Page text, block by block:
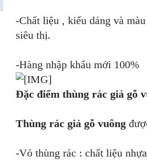
-Chất liệu , kiểu dáng và
siêu thị.
-Hàng nhập khẩu mới 100%
Đặc điểm thùng rác giả gỗ
Thùng rác giả gỗ vuông
-Vỏ thùng rác : chất liệu